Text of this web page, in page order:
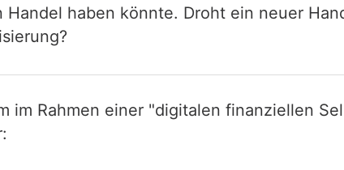
haben könnte. Droht ein neuer
im Rahmen einer "digitalen finanziellen